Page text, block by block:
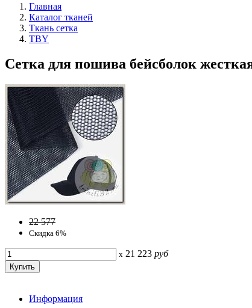
Главная
Каталог тканей
Ткань сетка
TBY
Сетка для пошива бейсболок
22 577
Скидка 6%
x 21 223 руб
Информация